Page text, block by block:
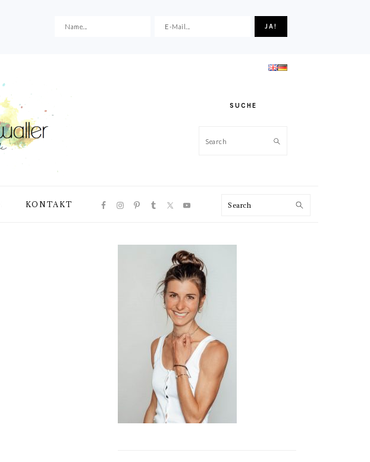
SUCHE
Search
KONTAKT
NAVIGATION
ICONS
Search
SIDEBAR